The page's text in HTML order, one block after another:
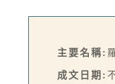
主要名稱:
成文日期: